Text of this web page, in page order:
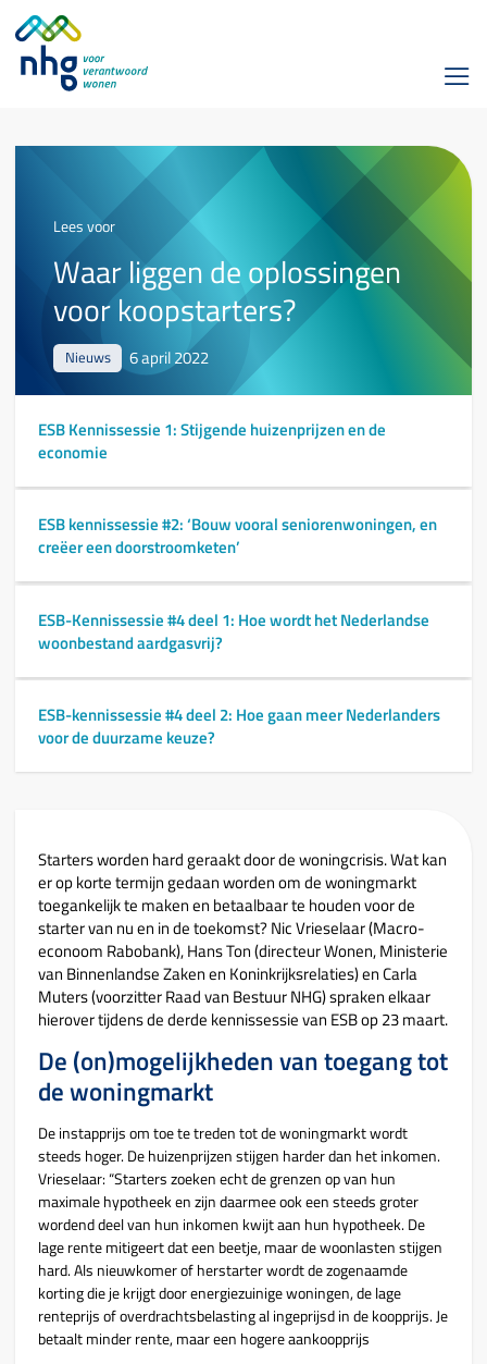
Lees voor
Waar liggen de oplossingen
voor koopstarters?
Nieuws 6 april 2022
ESB Kennissessie 1: Stijgende huizenprijzen en de
economie
ESB kennissessie #2: ‘Bouw vooral seniorenwoningen, en
creëer een doorstroomketen’
ESB-Kennissessie #4 deel 1: Hoe wordt het Nederlandse
woonbestand aardgasvrij?
ESB-kennissessie #4 deel 2: Hoe gaan meer Nederlanders
voor de duurzame keuze?
Starters worden hard geraakt door de woningcrisis. Wat kan
er op korte termijn gedaan worden om de woningmarkt
toegankelijk te maken en betaalbaar te houden voor de
starter van nu en in de toekomst? Nic Vrieselaar (Macro-
econoom Rabobank), Hans Ton (directeur Wonen, Ministerie
van Binnenlandse Zaken en Koninkrijksrelaties) en Carla
Muters (voorzitter Raad van Bestuur NHG) spraken elkaar
hierover tijdens de derde kennissessie van ESB op 23 maart.
De (on)mogelijkheden van toegang tot
de woningmarkt
De instapprijs om toe te treden tot de woningmarkt wordt
steeds hoger. De huizenprijzen stijgen harder dan het inkomen.
Vrieselaar: “Starters zoeken echt de grenzen op van hun
maximale hypotheek en zijn daarmee ook een steeds groter
wordend deel van hun inkomen kwijt aan hun hypotheek. De
lage rente mitigeert dat een beetje, maar de woonlasten stijgen
hard. Als nieuwkomer of herstarter wordt de zogenaamde
korting die je krijgt door energiezuinige woningen, de lage
renteprijs of overdrachtsbelasting al ingeprijsd in de koopprijs. Je
betaalt minder rente, maar een hogere aankoopprijs